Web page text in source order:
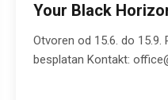
Your Black
Otvoren od 15.6. do 15.9.
besplatan Kontakt: